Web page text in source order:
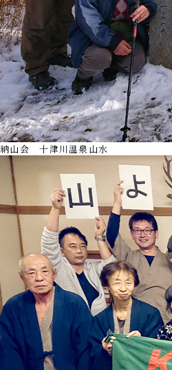
納山会 十津川温泉山水